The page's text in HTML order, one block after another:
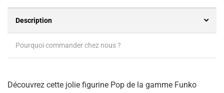
Description
Pourquoi commander chez nous ?
Découvrez cette jolie figurine Pop de la gamme Funko